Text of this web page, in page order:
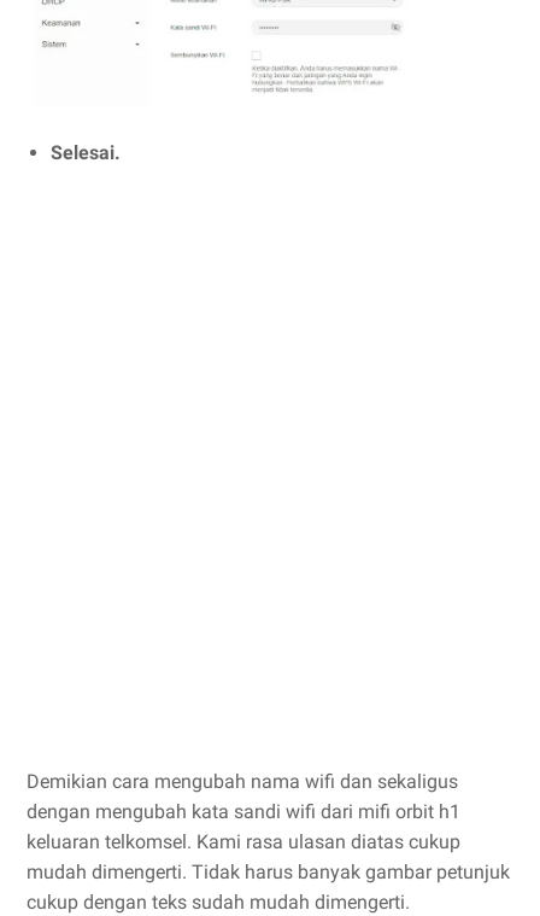
Selesai.
Demikian cara mengubah nama wifi dan sekaligus
dengan mengubah kata sandi wifi dari mifi orbit h1
keluaran telkomsel. Kami rasa ulasan diatas cukup
mudah dimengerti. Tidak harus banyak gambar petunjuk
cukup dengan teks sudah mudah dimengerti.